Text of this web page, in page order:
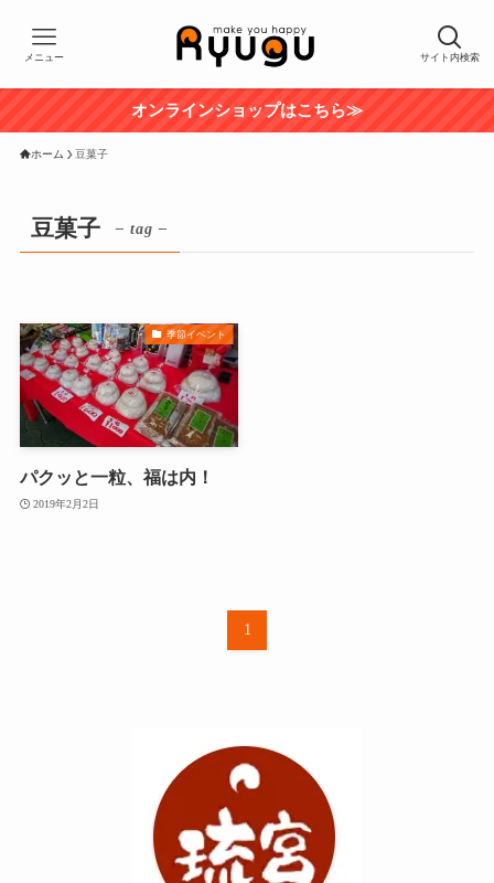
サイト内検索
メニュー
オンラインショップはこちら≫
ホーム 豆菓子
豆菓子 – tag –
季節イベント
パクッと一粒、福は内！
2019年2月2日
1